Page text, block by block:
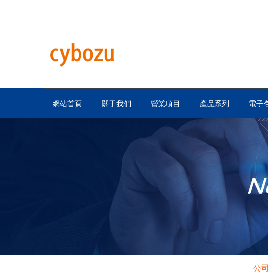
網站首頁 關于我們 營業項目 產品系列 電子
公